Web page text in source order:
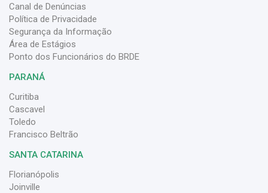
Canal de Denúncias
Política de Privacidade
Segurança da Informação
Área de Estágios
Ponto dos Funcionários do BRDE
PARANÁ
Curitiba
Cascavel
Toledo
Francisco Beltrão
SANTA CATARINA
Florianópolis
Joinville